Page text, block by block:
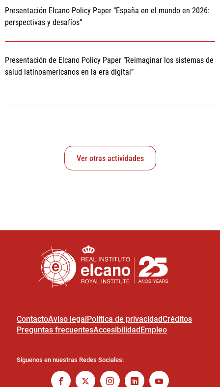
Presentación Elcano Policy Paper “España en el mundo en 2026:
perspectivas y desafíos”
Presentación de Elcano Policy Paper “Reimaginar los sistemas de
salud latinoamericanos en la era digital”
Ver otras actividades
ContactoAviso legalPolítica de privacidadCréditos
Preguntas frecuentesAccesibilidadEmpleo
Síguenos en nuestras Redes Sociales: